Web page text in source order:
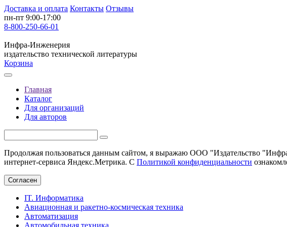
Доставка и оплата Контакты Отзывы
пн-пт 9:00-17:00
8-800-250-66-01
Инфра-Инженерия
издательство технической литературы
Корзина
Главная
Каталог
Для организаций
Для авторов
Продолжая пользоваться данным сайтом, я выражаю ООО "Издательство
интернет-сервиса Яндекс.Метрика. С Политикой конфиденциальности
Согласен
IT. Информатика
Авиационная и ракетно-космическая техника
Автоматизация
Автомобильная техника